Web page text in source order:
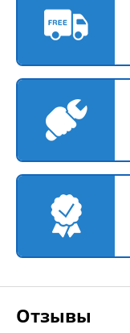
Отзывы